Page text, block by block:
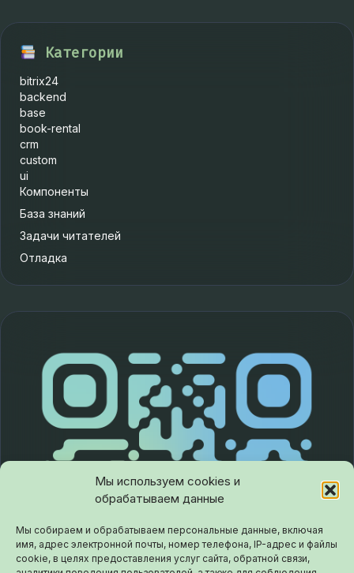
Мы используем cookies и
обрабатываем данные
Мы собираем и обрабатываем персональные данные, включая
имя, адрес электронной почты, номер телефона, IP-адрес и файлы
cookie, в целях предоставления услуг сайта, обратной связи,
Категории
bitrix24
backend
base
book-rental
crm
custom
ui
Компоненты
База знаний
Задачи читателей
Отладка